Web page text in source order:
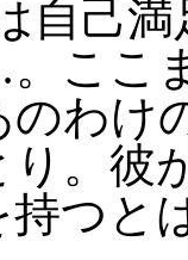
自己
ここ
のわけ
。彼
持つと